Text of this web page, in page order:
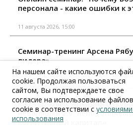
персонала - какие ошибки к
11 августа 2026, 15:00
Семинар-тренинг Арсена
лидера»
11 августа 2026, 10:00
Мастер-класс Аркадия
неваляшка 2.0:
когнитивный капитал»
На нашем сайте используются
cookie. Продолжая пользоваться
сайтом, Вы подтверждаете свое
согласие на использование файлов
cookie в соответствии с
использования